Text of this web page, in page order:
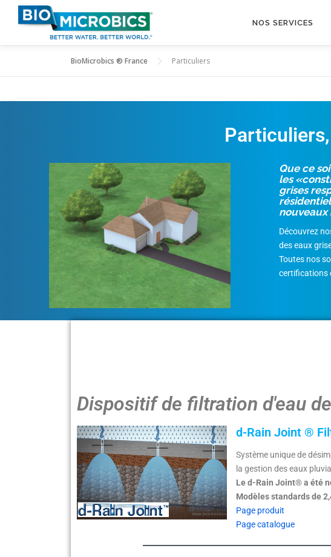
NOS SERVICES
BioMicrobics ® France Particuliers
Que ce
les
grises
nouveaux
Découvrez
des eaux
Toutes nos
certifications
Dispositif de filtration d'eau
d-Rain Joint ®
Système unique de
la gestion des eaux
Le d-Rain Joint® a été
Modèles standards de
Page produit
Page catalogue